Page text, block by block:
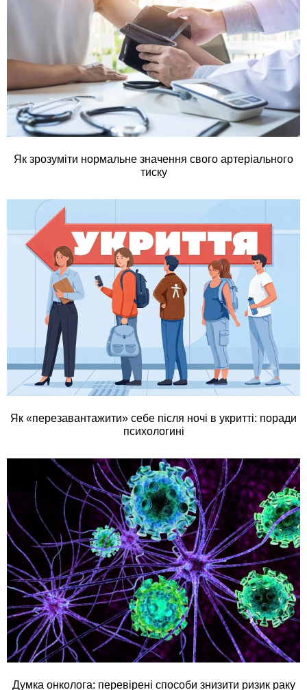
Як зрозуміти нормальне значення свого артеріального
тиску
Як «перезавантажити» себе після ночі в укритті: поради
психологині
Думка онколога: перевірені способи знизити ризик раку